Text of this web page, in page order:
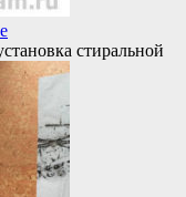
стиральной